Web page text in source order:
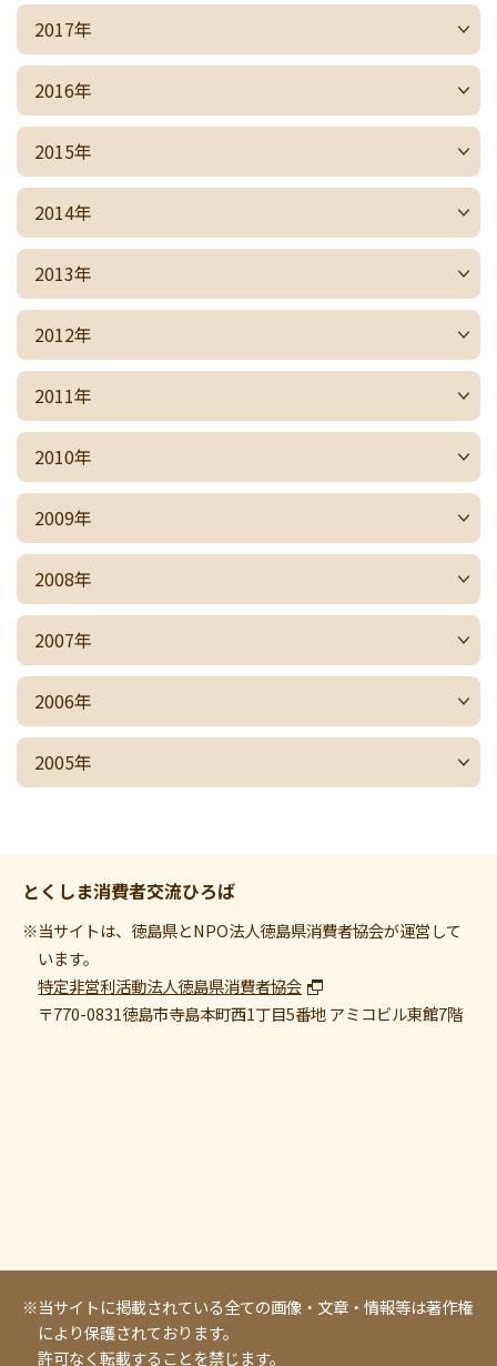
2017年
2016年
2015年
2014年
2013年
2012年
2011年
2010年
2009年
2008年
2007年
2006年
2005年
とくしま消費者交流ひろば
※当サイトは、徳島県とNPO法人徳島県消費者協会が運営して
います。
特定非営利活動法人徳島県消費者協会
〒770-0831徳島市寺島本町西1丁目5番地 アミコビル東館7階
※当サイトに掲載されている全ての画像・文章・情報等は著作権
により保護されております。
許可なく転載することを禁じます。